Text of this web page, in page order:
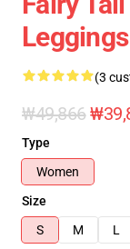
(3
₩49,866
Type
Women
Size
S
M L